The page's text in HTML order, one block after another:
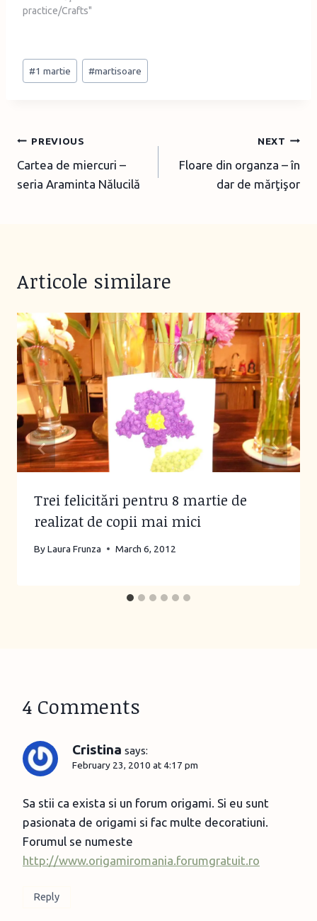
practice/Crafts"
Post
Tags:
#1 martie #martisoare
Post
navigation
PREVIOUS
Cartea de miercuri –
seria Araminta Nălucilă
NEXT
Floare din organza – în
dar de mărţişor
Articole similare
Trei felicitări pentru 8 martie de
realizat de copii mai mici
ByLaura Frunza March 6, 2012
4 Comments
Cristina says:
February 23, 2010 at 4:17 pm
Sa stii ca exista si un forum origami. Si eu sunt
pasionata de origami si fac multe decoratiuni.
Forumul se numeste
http://www.origamiromania.forumgratuit.ro
Reply